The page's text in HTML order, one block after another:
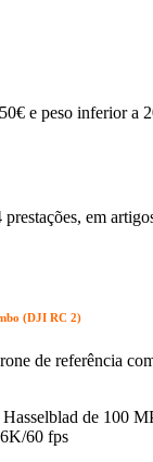
e peso inferior a
em
(DJI RC 2)
de referência
de 100
60 fps